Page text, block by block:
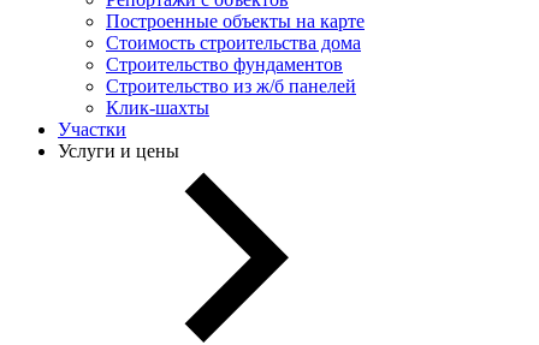
Построенные объекты на карте
Стоимость строительства дома
Строительство фундаментов
Строительство из ж/б панелей
Клик-шахты
Участки
Услуги и цены